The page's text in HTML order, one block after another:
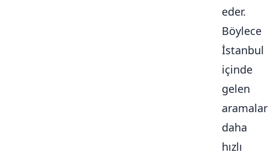
eder.
Böylece
İstanbul
içinde
gelen
aramalar
daha
hızlı